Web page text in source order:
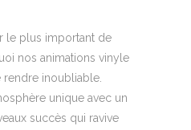
le plus important de
nos animations vinyle
inoubliable.
unique avec un
succès qui ravive